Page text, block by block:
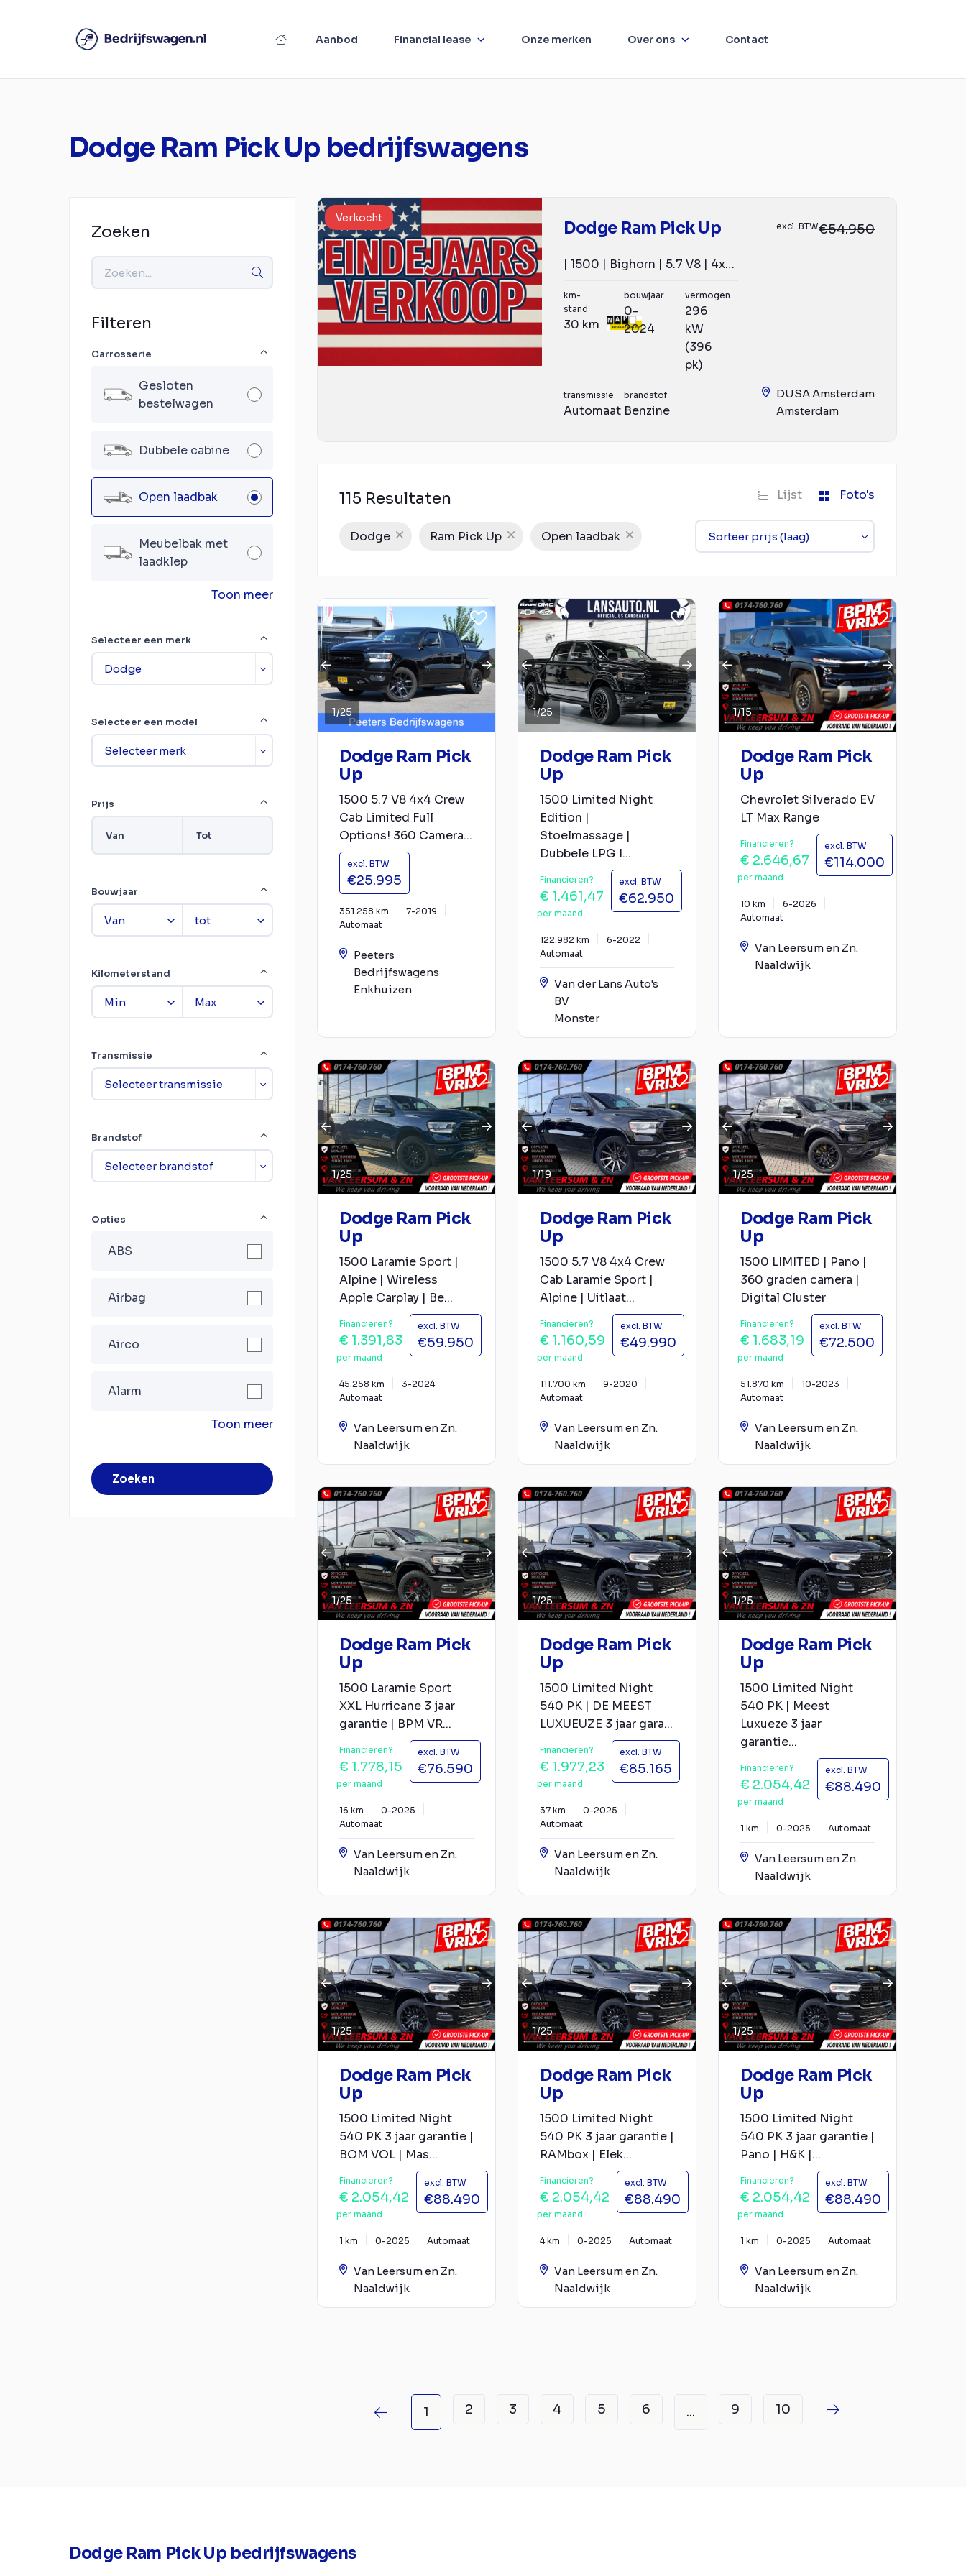
Aanbod Financial lease Onze merken Over ons Contact
Dodge Ram Pick Up bedrijfswagens
Zoeken
Filteren
Carrosserie
Gesloten
bestelwagen
Dubbele cabine
Open laadbak
Meubelbak met
laadklep
Toon meer
Selecteer een merk
Selecteer een model
Prijs
Van Tot
Bouwjaar
Kilometerstand
Transmissie
Brandstof
Opties
ABS
Airbag
Airco
Alarm
Toon meer
Zoeken
Verkocht
Dodge Ram Pick Up
| 1500 | Bighorn | 5.7 V8 | 4x4 | BPM-VRIJ | HEMI V8 | 39...
excl. BTW€54.950
km-
stand
30 km
bouwjaar
0-
2024
vermogen
296
kW
(396
pk)
transmissie
Automaat
brandstof
Benzine
DUSA Amsterdam
Amsterdam
115 Resultaten Lijst Foto's
Dodge Ram Pick Up Open laadbak
1/25
Dodge Ram Pick
Up
1500 5.7 V8 4x4 Crew
Cab Limited Full
Options! 360 Camera...
excl. BTW
€25.995
351.258 km
7-2019
Automaat
Peeters
Bedrijfswagens
Enkhuizen
1/25
Dodge Ram Pick
Up
1500 Limited Night
Edition |
Stoelmassage |
Dubbele LPG I...
Financieren?
€ 1.461,47
per maand
excl. BTW
€62.950
122.982 km
6-2022
Automaat
Van der Lans Auto's
BV
Monster
1/15
Dodge Ram Pick
Up
Chevrolet Silverado EV
LT Max Range
Financieren?
€ 2.646,67
per maand
excl. BTW
€114.000
10 km
6-2026
Automaat
Van Leersum en Zn.
Naaldwijk
1/25
Dodge Ram Pick
Up
1500 Laramie Sport |
Alpine | Wireless
Apple Carplay | Be...
Financieren?
€ 1.391,83
per maand
excl. BTW
€59.950
45.258 km
3-2024
Automaat
Van Leersum en Zn.
Naaldwijk
1/19
Dodge Ram Pick
Up
1500 5.7 V8 4x4 Crew
Cab Laramie Sport |
Alpine | Uitlaat...
Financieren?
€ 1.160,59
per maand
excl. BTW
€49.990
111.700 km
9-2020
Automaat
Van Leersum en Zn.
Naaldwijk
1/25
Dodge Ram Pick
Up
1500 LIMITED | Pano |
360 graden camera |
Digital Cluster
Financieren?
€ 1.683,19
per maand
excl. BTW
€72.500
51.870 km
10-2023
Automaat
Van Leersum en Zn.
Naaldwijk
1/25
Dodge Ram Pick
Up
1500 Laramie Sport
XXL Hurricane 3 jaar
garantie | BPM VR...
Financieren?
€ 1.778,15
per maand
excl. BTW
€76.590
16 km
0-2025
Automaat
Van Leersum en Zn.
Naaldwijk
1/25
Dodge Ram Pick
Up
1500 Limited Night
540 PK | DE MEEST
LUXUEUZE 3 jaar gara...
Financieren?
€ 1.977,23
per maand
excl. BTW
€85.165
37 km
0-2025
Automaat
Van Leersum en Zn.
Naaldwijk
1/25
Dodge Ram Pick
Up
1500 Limited Night
540 PK | Meest
Luxueze 3 jaar
garantie...
Financieren?
€ 2.054,42
per maand
excl. BTW
€88.490
1 km 0-2025 Automaat
Van Leersum en Zn.
Naaldwijk
1/25
Dodge Ram Pick
Up
1500 Limited Night
540 PK 3 jaar garantie |
BOM VOL | Mas...
Financieren?
€ 2.054,42
per maand
excl. BTW
€88.490
1 km 0-2025 Automaat
Van Leersum en Zn.
Naaldwijk
1/25
Dodge Ram Pick
Up
1500 Limited Night
540 PK 3 jaar garantie |
RAMbox | Elek...
Financieren?
€ 2.054,42
per maand
excl. BTW
€88.490
4 km 0-2025 Automaat
Van Leersum en Zn.
Naaldwijk
1/25
Dodge Ram Pick
Up
1500 Limited Night
540 PK 3 jaar garantie |
Pano | H&K |...
Financieren?
€ 2.054,42
per maand
excl. BTW
€88.490
1 km 0-2025 Automaat
Van Leersum en Zn.
Naaldwijk
1 2 3 4 5 6 ... 9 10
Dodge Ram Pick Up bedrijfswagens